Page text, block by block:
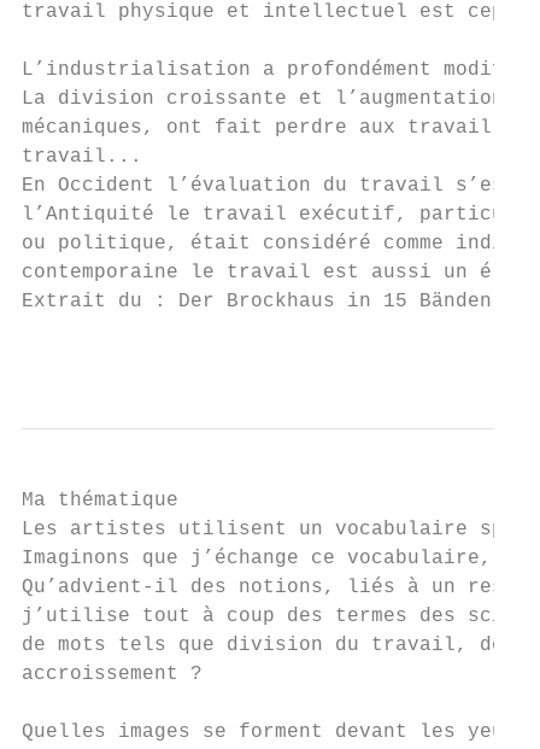
travail physique et intellectuel est
L’industrialisation a profondément
La division croissante et l’augmentation
mécaniques, ont fait perdre aux
travail...
En Occident l’évaluation du travail s’est
l’Antiquité le travail exécutif,
ou politique, était considéré comme
contemporaine le travail est aussi un
Extrait du : Der Brockhaus in 15 Bänden,
Ma thématique
Les artistes utilisent un vocabulaire
Imaginons que j’échange ce vocabulaire,
Qu’advient-il des notions, liés à un
j’utilise tout à coup des termes des
de mots tels que division du travail,
accroissement ?
Quelles images se forment devant les yeux